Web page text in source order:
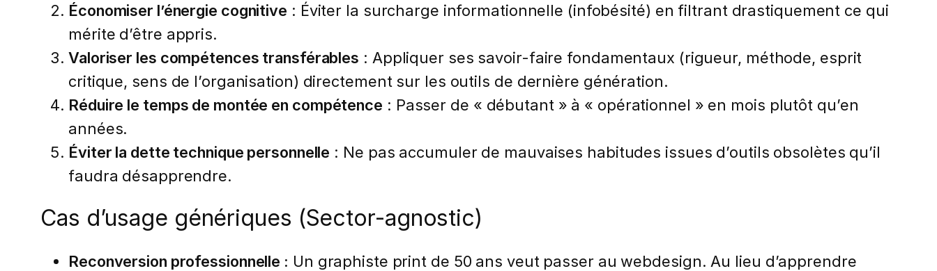
Économiser l’énergie cognitive : Éviter la surcharge informationnelle (infobésité) en filtrant drastiquement ce qui
mérite d’être appris.
Valoriser les compétences transférables : Appliquer ses savoir-faire fondamentaux (rigueur, méthode, esprit
critique, sens de l’organisation) directement sur les outils de dernière génération.
Réduire le temps de montée en compétence : Passer de « débutant » à « opérationnel » en mois plutôt qu’en
années.
Éviter la dette technique personnelle : Ne pas accumuler de mauvaises habitudes issues d’outils obsolètes qu’il
faudra désapprendre.
Cas d’usage génériques (Sector-agnostic)
Reconversion professionnelle : Un graphiste print de 50 ans veut passer au webdesign. Au lieu d’apprendre